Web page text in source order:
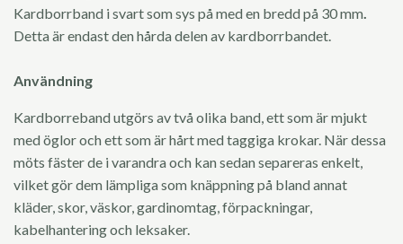
Kardborrband i svart som sys på med en bredd på 30 mm
Detta är endast den hårda delen av kardborrbandet.
Användning
Kardborreband utgörs av två olika band, ett som är mjukt
med öglor och ett som är hårt med taggiga krokar. När dessa
möts fäster de i varandra och kan sedan separeras enkelt,
vilket gör dem lämpliga som knäppning på bland annat
kläder, skor, väskor, gardinomtag, förpackningar,
kabelhantering och leksaker.